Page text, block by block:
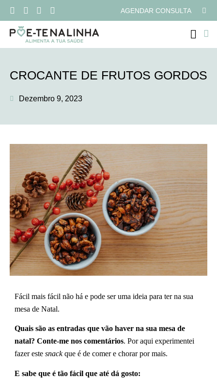
AGENDAR CONSULTA
CROCANTE DE FRUTOS GORDOS
Dezembro 9, 2023
Fácil mais fácil não há e pode ser uma ideia para ter na sua
mesa de Natal.
Quais são as entradas que vão haver na sua mesa de
natal? Conte-me nos comentários. Por aqui experimentei
fazer este snackque é de comer e chorar por mais.
E sabe que é tão fácil que até dá gosto: